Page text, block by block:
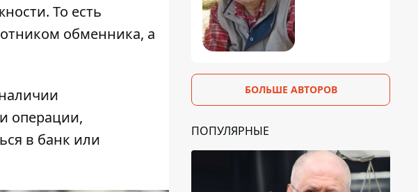
То есть
обменника, а
операции,
в банк или
БОЛЬШЕ АВТОРОВ
ПОПУЛЯРНЫЕ